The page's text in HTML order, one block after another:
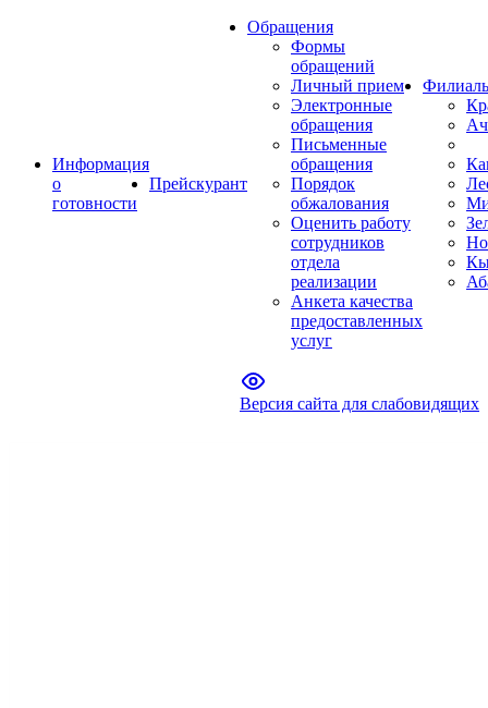
Информация
о
готовности
Прейскурант
Обращения
Формы
обращений
Личный прием
Электронные
обращения
Письменные
обращения
Порядок
обжалования
Оценить работу
сотрудников
отдела
реализации
Анкета качества
предоставленных
услуг
Версия сайта для слабовидящих